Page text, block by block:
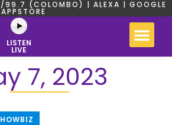
(COLOMBO) | ALEXA | GOOGLE
LISTEN
LIVE
7, 2023